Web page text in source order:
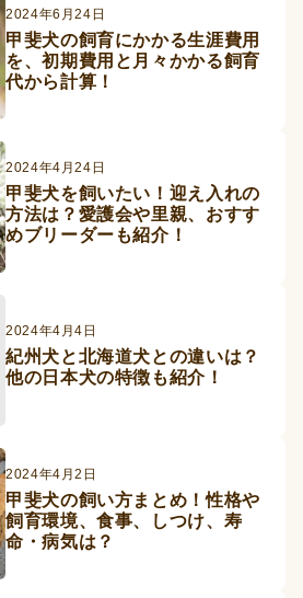
Blog
ペットフード事業
2024年6月24日
甲斐犬の飼育にかかる生涯費用
を、初期費用と月々かかる飼育
代から計算！
2024年4月24日
甲斐犬を飼いたい！迎え入れの
方法は？愛護会や里親、おすす
めブリーダーも紹介！
2024年4月4日
紀州犬と北海道犬との違いは？
他の日本犬の特徴も紹介！
2024年4月2日
甲斐犬の飼い方まとめ！性格や
飼育環境、食事、しつけ、寿
命・病気は？